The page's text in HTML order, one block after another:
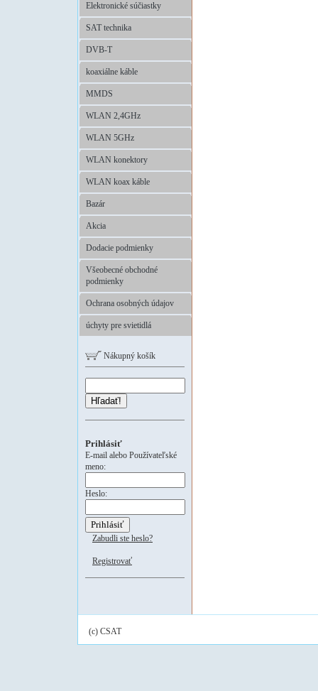
Elektronické súčiastky
SAT technika
DVB-T
koaxiálne káble
MMDS
WLAN 2,4GHz
WLAN 5GHz
WLAN konektory
WLAN koax káble
Bazár
Akcia
Dodacie podmienky
Všeobecné obchodné
podmienky
Ochrana osobných údajov
úchyty pre svietidlá
Nákupný košík
Hľadať!
Prihlásiť
E-mail alebo Používateľské
meno:
Heslo:
Zabudli ste heslo?
Registrovať
(c) CSAT